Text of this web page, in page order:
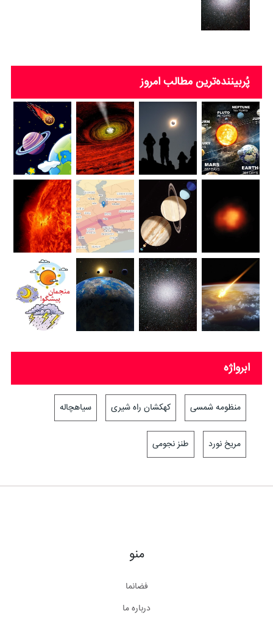
پُربیننده‌ترین‌ مطالب امروز
ابرواژه
منظومه شمسی کهکشان راه شیری سیاهچاله
مریخ نورد طنز نجومی
منو
فضانما
درباره ما